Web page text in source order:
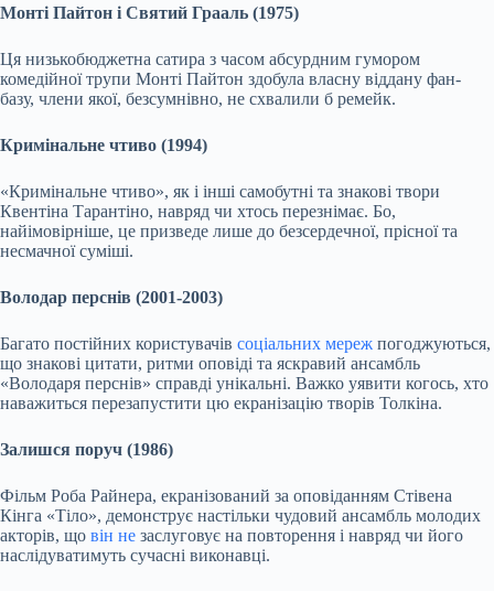
Монті Пайтон і Святий Грааль (1975)
Ця низькобюджетна сатира з часом абсурдним гумором
комедійної трупи Монті Пайтон здобула власну віддану фан-
базу, члени якої, безсумнівно, не схвалили б ремейк.
Кримінальне чтиво (1994)
«Кримінальне чтиво», як і інші самобутні та знакові твори
Квентіна Тарантіно, навряд чи хтось перезнімає. Бо,
найімовірніше, це призведе лише до безсердечної, прісної та
несмачної суміші.
Володар перснів (2001-2003)
Багато постійних користувачів соціальних мереж погоджуються,
що знакові цитати, ритми оповіді та яскравий ансамбль
«Володаря перснів» справді унікальні. Важко уявити когось, хто
наважиться перезапустити цю екранізацію творів Толкіна.
Залишся поруч (1986)
Фільм Роба Райнера, екранізований за оповіданням Стівена
Кінга «Тіло», демонструє настільки чудовий ансамбль молодих
акторів, що він не заслуговує на повторення і навряд чи його
наслідуватимуть сучасні виконавці.